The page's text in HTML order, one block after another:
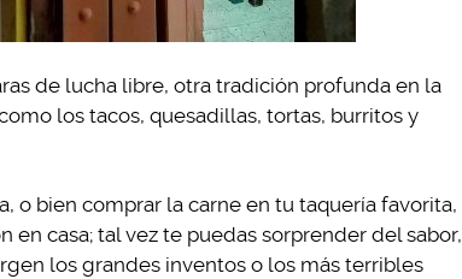
de lucha libre, otra tradición profunda en la
los tacos, quesadillas, tortas, burritos y
o bien comprar la carne en tu taquería favorita,
casa; tal vez te puedas sorprender del sabor,
los grandes inventos o los más terribles